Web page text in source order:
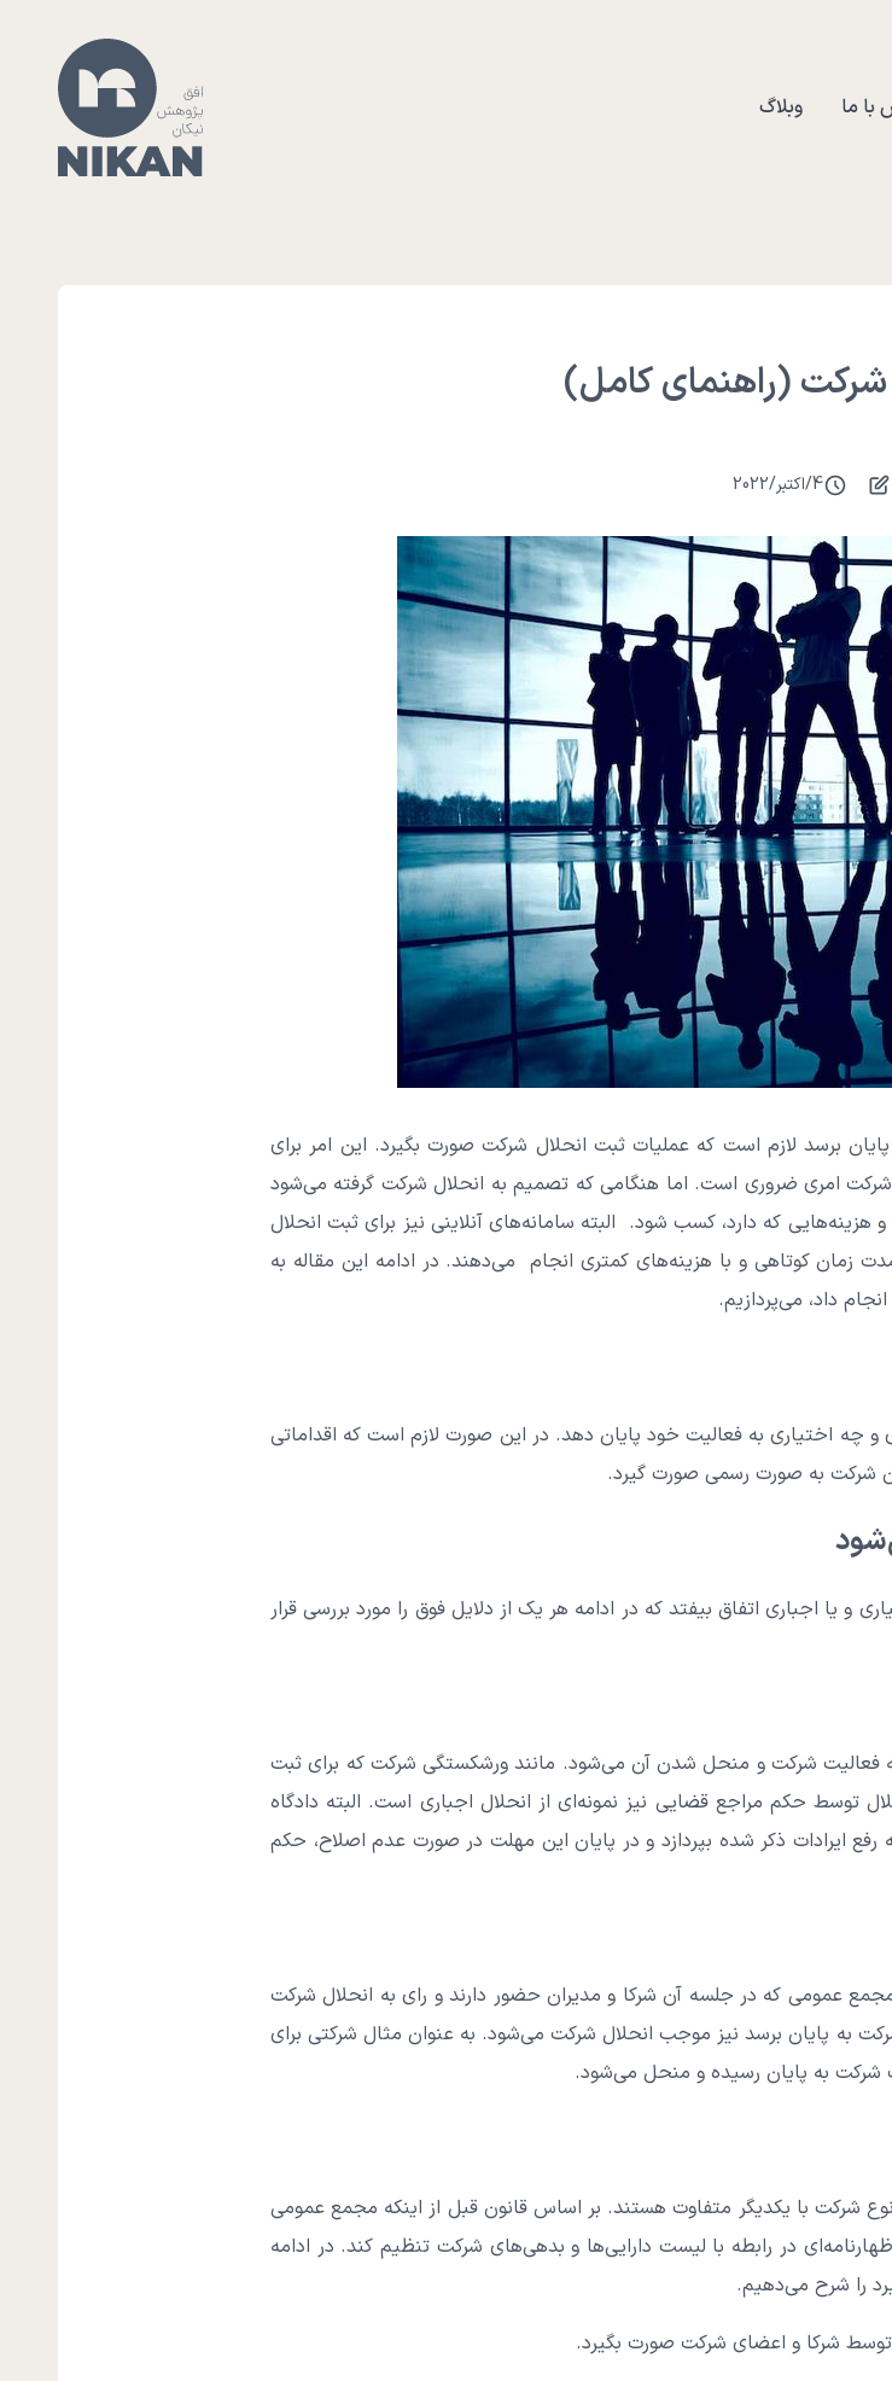
وبلاگ با ما
شرکت (راهنمای کامل)
4
/اکتبر/
2022
برسد لازم است که عملیات ثبت انحلال شرکت صورت بگیرد. این امر برای
امری ضروری است. اما هنگامی که تصمیم به انحلال شرکت گرفته می‌شود
که دارد، کسب شود. البته سامانه‌های آنلاینی نیز برای ثبت انحلال
زمان کوتاهی و با هزینه‌های کمتری انجام می‌دهند. در ادامه این مقاله به
داد، می‌پردازیم.
چه اختیاری به فعالیت خود پایان دهد. در این صورت لازم است که اقداماتی
شرکت به صورت رسمی صورت گیرد.
و یا اجباری اتفاق بیفتد که در ادامه هر یک از دلایل فوق را مورد بررسی قرار
فعالیت شرکت و منحل شدن آن می‌شود. مانند ورشکستگی شرکت که برای ثبت
توسط حکم مراجع قضایی نیز نمونه‌ای از انحلال اجباری است. البته دادگاه
ایرادات ذکر شده بپردازد و در پایان این مهلت در صورت عدم اصلاح، حکم
عمومی که در جلسه آن شرکا و مدیران حضور دارند و رای به انحلال شرکت
به پایان برسد نیز موجب انحلال شرکت می‌شود. به عنوان مثال شرکتی برای
شرکت به پایان رسیده و منحل می‌شود.
شرکت با یکدیگر متفاوت هستند. بر اساس قانون قبل از اینکه مجمع عمومی
در رابطه با لیست دارایی‌ها و بدهی‌های شرکت تنظیم کند. در ادامه
را شرح می‌دهیم.
توسط شرکا و اعضای شرکت صورت بگیرد.